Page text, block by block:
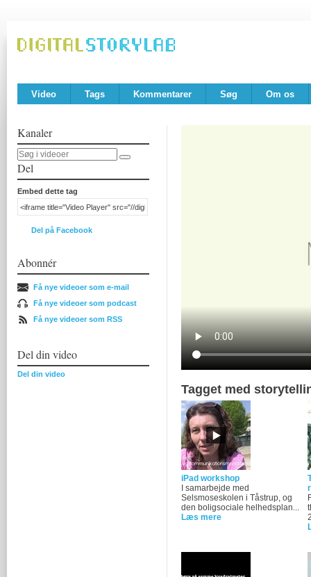
Video Tags Kommentarer Søg Om os
Kanaler
Del
Embed dette tag
Del på Facebook
Abonnér
Få nye videoer som e-mail
Få nye videoer som podcast
Få nye videoer som RSS
Del din video
Del din video
Tagget med
iPad workshop
I samarbejde med
Selsmoseskolen i Tåstrup, og
den boligsociale helhedsplan...
Læs mere